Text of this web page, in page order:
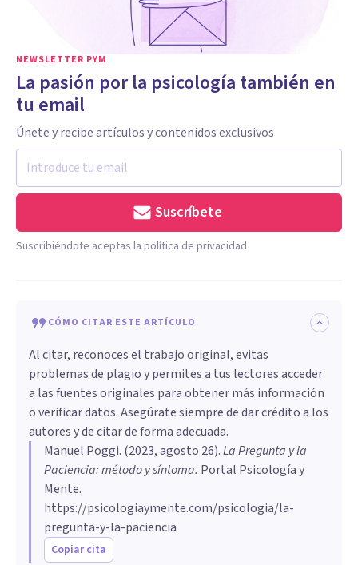
NEWSLETTER PYM
La pasión por la psicología también en
tu email
Únete y recibe artículos y contenidos exclusivos
Suscríbete
Suscribiéndote aceptas la política de privacidad
CÓMO CITAR ESTE ARTÍCULO
Al citar, reconoces el trabajo original, evitas
problemas de plagio y permites a tus lectores acceder
a las fuentes originales para obtener más información
o verificar datos. Asegúrate siempre de dar crédito a los
autores y de citar de forma adecuada.
Manuel Poggi. (2023, agosto 26).La Pregunta y la
Paciencia: método y síntoma. Portal Psicología y
Mente.
https://psicologiaymente.com/psicologia/la-
pregunta-y-la-paciencia
Copiar cita